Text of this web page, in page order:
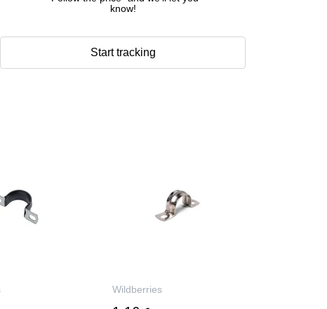
know!
Start tracking
Wildberries